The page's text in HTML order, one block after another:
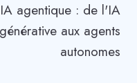
IA agentique : de l'IA
générative aux agents
autonomes